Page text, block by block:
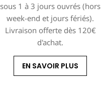
sous 1 à 3 jours ouvrés (hors
week-end et jours fériés).
Livraison offerte dès 120€
d'achat.
EN SAVOIR PLUS